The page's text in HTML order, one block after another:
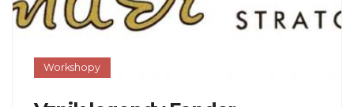
Workshopy